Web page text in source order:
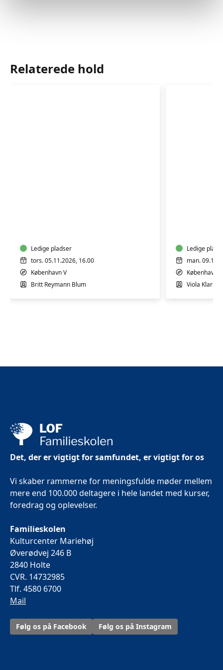
Relaterede hold
Ledige pladser
tors. 05.11.2026, 16.00
København V
Britt Reymann Blum
Ledige
man.
København V
Viola
Det, der er vigtigt for samfundet, er vigtigt for os
Vi skaber rammerne for meningsfulde møder mellem
mere end 100.000 deltagere i hele landet med kurser,
foredrag og oplevelser.
Familieskolen
Kulturcenter Mariehøj
Øverødvej 246 B
2840 Holte
CVR. 14732985
Tlf. 4580 6700
Mail
Følg os på Facebook Følg os på Instagram